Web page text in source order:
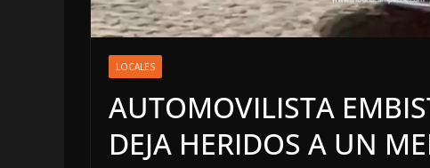
LOCALES
AUTOMOVILISTA
DEJA HERIDOS A UN
LOCALES OPINIÓN
5 agosto, 2026